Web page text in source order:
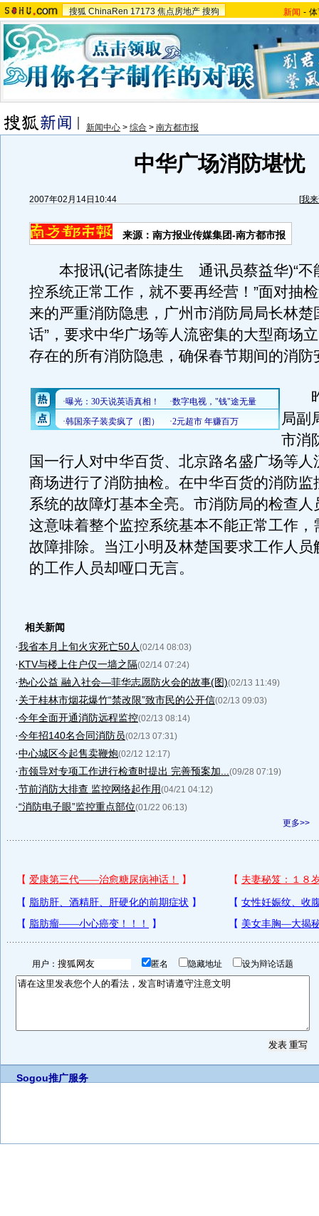
搜狐 ChinaRen 17173 焦点房地产 搜狗 新闻 -
新闻中心 > 综合 > 南方都市报
中华广场消防堪忧
2007年02月14日10:44 [我
来源：南方报业传媒集团-南方都市报
本报讯(记者陈捷生 通讯员蔡益华)“不
控系统正常工作，就不要再经营！”面对抽
来的严重消防隐患，广州市消防局局长林楚
话”，要求中华广场等人流密集的大型商场
存在的所有消防隐患，确保春节期间的消防
昨
局副
市消
国一行人对中华百货、北京路名盛广场等人
商场进行了消防抽检。在中华百货的消防监
系统的故障灯基本全亮。市消防局的检查人
这意味着整个监控系统基本不能正常工作，
故障排除。当江小明及林楚国要求工作人员
的工作人员却哑口无言。
相关新闻
·我省本月上旬火灾死亡50人 (02/14 08:03)
·KTV与楼上住户仅一墙之隔(02/14 07:24)
·热心公益 融入社会—菲华志愿防火会的故事(图)(02/13 11:49)
·关于桂林市烟花爆竹“禁改限”致市民的公开信(02/13 09:03)
·今年全面开通消防远程监控(02/13 08:14)
·今年招140名合同消防员(02/13 07:31)
·中心城区今起售卖鞭炮(02/12 12:17)
·市领导对专项工作进行检查时提出 完善预案加... (09/28 07:19)
·节前消防大排查 监控网络起作用(04/21 04:12)
·“消防电子眼”监控重点部位(01/22 06:13)
更多>>
用户： 匿名 隐藏地址 设为辩论话题
Sogou推广服务